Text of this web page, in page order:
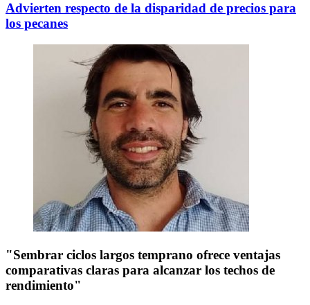
Advierten respecto de la disparidad de precios para
los pecanes
"Sembrar ciclos largos temprano ofrece ventajas
comparativas claras para alcanzar los techos de
rendimiento"